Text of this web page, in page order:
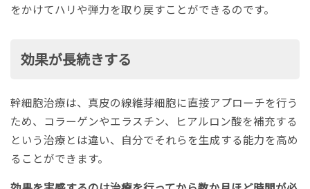
をかけてハリや弾力を取り戻すことができるのです。
効果が長続きする
幹細胞治療は、真皮の線維芽細胞に直接アプローチを行う
ため、コラーゲンやエラスチン、ヒアルロン酸を補充する
という治療とは違い、自分でそれらを生成する能力を高め
ることができます。